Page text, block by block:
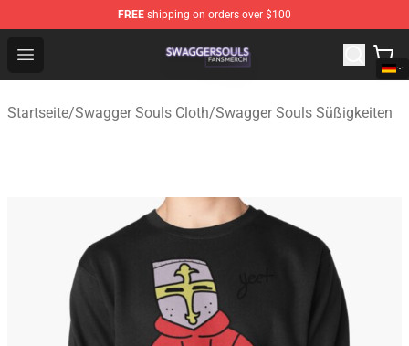
FREE shipping on orders over $100
Open menu
Swagger Souls Shop - Official Swagger Souls
Startseite/Swagger Souls Cloth/Swagger Souls Süßigkeiten